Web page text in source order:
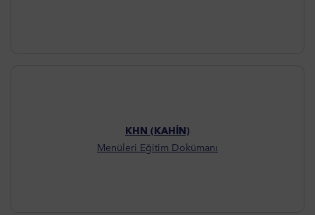
KHN (KAHİN)
Menüleri Eğitim Dokümanı